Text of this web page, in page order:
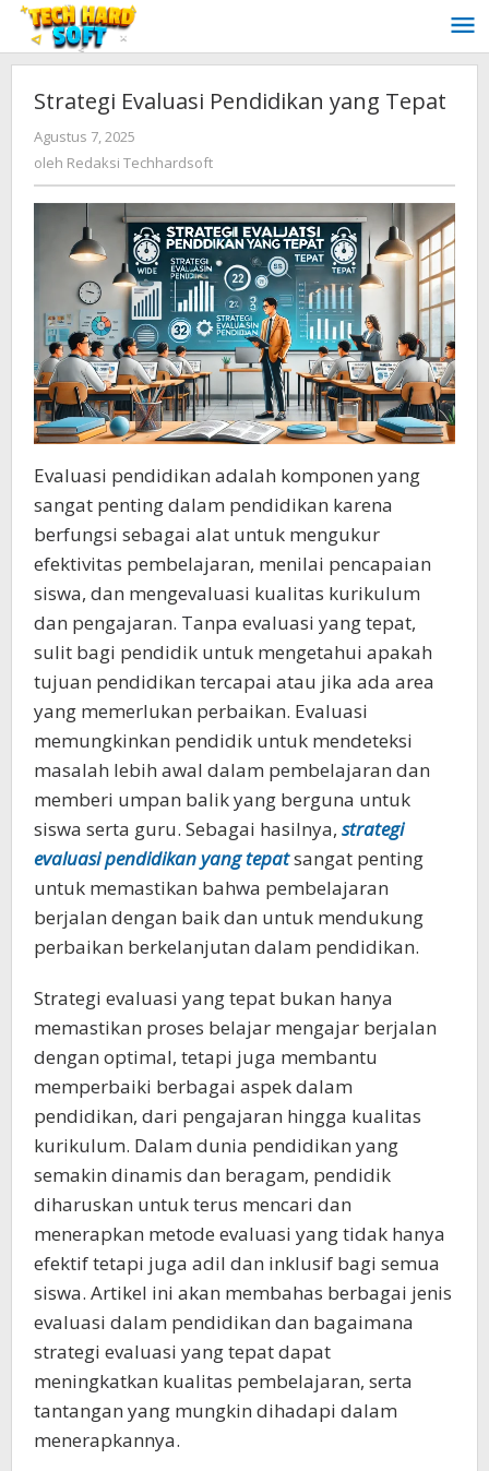
Lewati
konten
Strategi Evaluasi Pendidikan yang Tepat
Agustus 7, 2025
Redaksi
oleh Redaksi Techhardsoft
Evaluasi pendidikan adalah komponen yang
sangat penting dalam pendidikan karena
berfungsi sebagai alat untuk mengukur
efektivitas pembelajaran, menilai pencapaian
siswa, dan mengevaluasi kualitas kurikulum
dan pengajaran. Tanpa evaluasi yang tepat,
sulit bagi pendidik untuk mengetahui apakah
tujuan pendidikan tercapai atau jika ada area
yang memerlukan perbaikan. Evaluasi
memungkinkan pendidik untuk mendeteksi
masalah lebih awal dalam pembelajaran dan
memberi umpan balik yang berguna untuk
siswa serta guru. Sebagai hasilnya, strategi
evaluasi pendidikan yang tepatsangat penting
untuk memastikan bahwa pembelajaran
berjalan dengan baik dan untuk mendukung
perbaikan berkelanjutan dalam pendidikan.
Strategi evaluasi yang tepat bukan hanya
memastikan proses belajar mengajar berjalan
dengan optimal, tetapi juga membantu
memperbaiki berbagai aspek dalam
pendidikan, dari pengajaran hingga kualitas
kurikulum. Dalam dunia pendidikan yang
semakin dinamis dan beragam, pendidik
diharuskan untuk terus mencari dan
menerapkan metode evaluasi yang tidak hanya
efektif tetapi juga adil dan inklusif bagi semua
siswa. Artikel ini akan membahas berbagai jenis
evaluasi dalam pendidikan dan bagaimana
strategi evaluasi yang tepat dapat
meningkatkan kualitas pembelajaran, serta
tantangan yang mungkin dihadapi dalam
menerapkannya.